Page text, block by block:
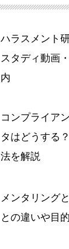
ハラスメント
スタディ動画
内
コンプライア
タはどうする
法を解説
メンタリング
との違いや目